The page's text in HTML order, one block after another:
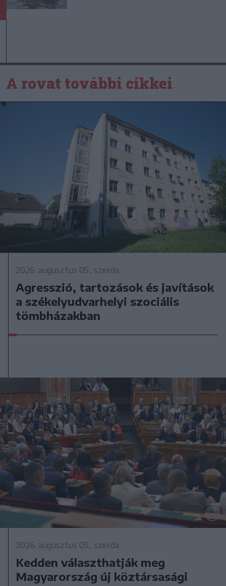
A rovat további cikkei
2026. augusztus 05., szerda
Agresszió, tartozások és javítások
a székelyudvarhelyi szociális
tömbházakban
2026. augusztus 05., szerda
Kedden választhatják meg
Magyarország új köztársasági